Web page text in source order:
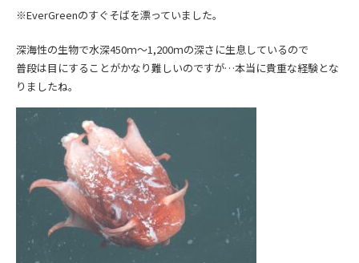
※EverGreenのすぐそばを漂っていました。
深海性の生物で水深450ｍ～1,200ｍの深さに生息しているので
普段は目にすることがかなり難しいのですが…本当に貴重な経験とな
りましたね。